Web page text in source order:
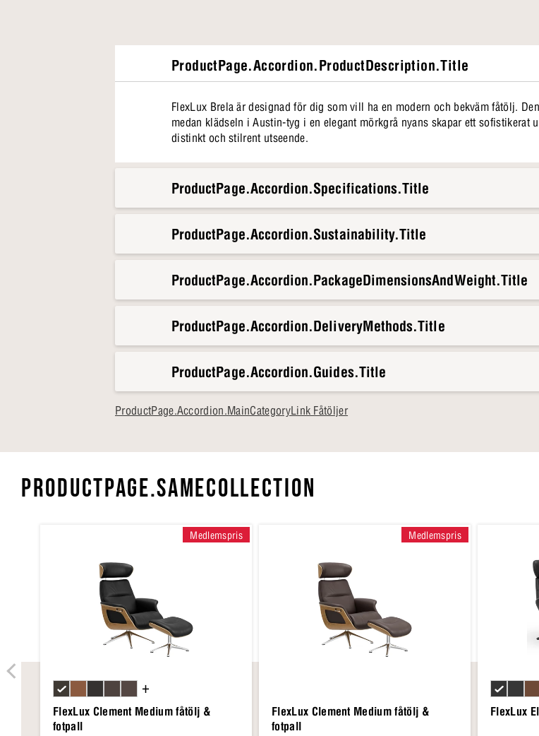
ProductPage.Accordion.ProductDescription.Title
FlexLux Brela är designad för dig som vill ha en modern och bekväm fåtölj.
medan klädseln i Austin-tyg i en elegant mörkgrå nyans skapar ett sofistikerat
distinkt och stilrent utseende.
ProductPage.Accordion.Specifications.Title
ProductPage.Accordion.Sustainability.Title
ProductPage.Accordion.PackageDimensionsAndWeight.Title
ProductPage.Accordion.DeliveryMethods.Title
ProductPage.Accordion.Guides.Title
ProductPage.Accordion.MainCategoryLink Fåtöljer
PRODUCTPAGE.SAMECOLLECTION
Medlemspris
FlexLux Clement Medium fåtölj &
fotpall
+
Medlemspris
FlexLux Clement Medium fåtölj &
fotpall
FlexLux